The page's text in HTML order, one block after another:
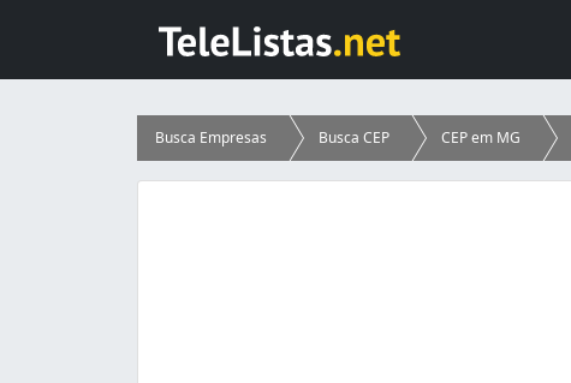
Busca Empresas Busca CEP CEP em MG